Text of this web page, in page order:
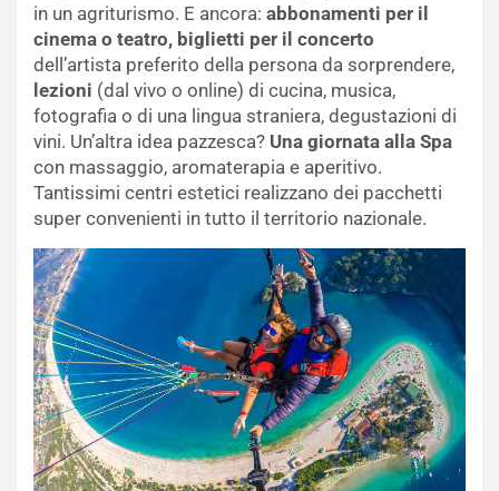
in un agriturismo. E ancora: abbonamenti per il
cinema o teatro, biglietti per il concerto
dell’artista preferito della persona da sorprendere,
lezioni (dal vivo o online) di cucina, musica,
fotografia o di una lingua straniera, degustazioni di
vini. Un’altra idea pazzesca? Una giornata alla Spa
con massaggio, aromaterapia e aperitivo.
Tantissimi centri estetici realizzano dei pacchetti
super convenienti in tutto il territorio nazionale.